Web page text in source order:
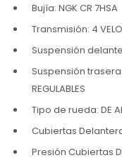
Bujía: NGK CR 7HSA
Transmisión: 4
Suspensión
Suspensión trasera:
REGULABLES
Tipo de rueda: DE
Cubiertas
Presión Cubiertas